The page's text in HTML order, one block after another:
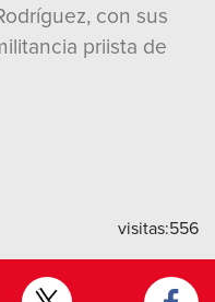
con sus
priista de
visitas:556